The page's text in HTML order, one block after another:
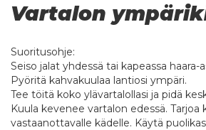
Vartalon
Suoritusohje:
Seiso jalat yhdessä tai kapeassa haara-
Pyöritä kahvakuulaa lantiosi ympäri.
Tee töitä koko ylävartalollasi ja pidä
Kuula kevenee vartalon edessä. Tarjoa
vastaanottavalle kädelle. Käytä